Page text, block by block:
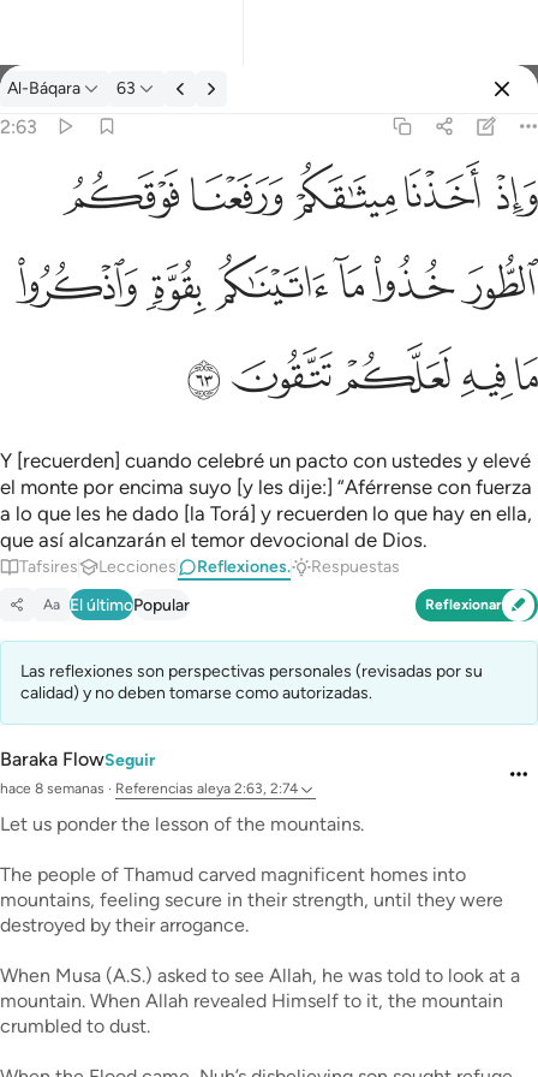
Reflexiones.: Al-Báqara 2:63
Al-Báqara 63
2:63
فوقكم الطور خذوا ما اتيناكم بقوة واذكروا ما فيه لعلكم تتقون ٦٣
ٱلطُّورَ خُذُوا۟ مَآ ءَاتَيْنَـٰكُم بِقُوَّةٍۢ وَٱذْكُرُوا۟ مَا فِيهِ لَعَلَّكُمْ تَتَّقُونَ ٦٣ﱚ ﱛﱜﱝﱞ
ﱟﱠﱡﱢ ﱣﱤ
ﱥﱦﱧﱨﱩ
Y [recuerden] cuando celebré un pacto con ustedes y elevé
el monte por encima suyo [y les dije:] “Aférrense con fuerza
a lo que les he dado [la Torá] y recuerden lo que hay en ella,
que así alcanzarán el temor devocional de Dios.
Tafsires Lecciones Reflexiones. Respuestas
Aa El últimoPopular Reflexionar
Las reflexiones son perspectivas personales (revisadas por su
calidad) y no deben tomarse como autorizadas.
Baraka FlowSeguir
hace 8 semanas · Referencias aleya 2:63, 2:74
Let us ponder the lesson of the mountains.
The people of Thamud carved magnificent homes into
mountains, feeling secure in their strength, until they were
destroyed by their arrogance.
When Musa (A.S.) asked to see Allah, he was told to look at a
mountain. When Allah revealed Himself to it, the mountain
crumbled to dust.